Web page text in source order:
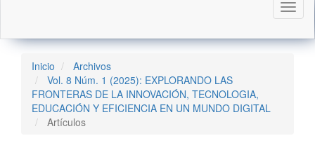
Inicio
Archivos
Vol. 8 Núm. 1 (2025): EXPLORANDO LAS
FRONTERAS DE LA INNOVACIÓN, TECNOLOGIA,
EDUCACIÓN Y EFICIENCIA EN UN MUNDO DIGITAL
Artículos